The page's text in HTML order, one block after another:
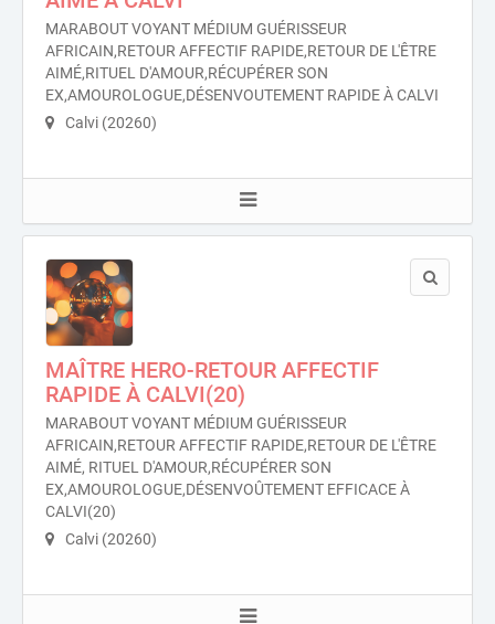
MARABOUT VOYANT MÉDIUM GUÉRISSEUR
AFRICAIN,RETOUR AFFECTIF RAPIDE,RETOUR DE L'ÊTRE
AIMÉ,RITUEL D'AMOUR,RÉCUPÉRER SON
EX,AMOUROLOGUE,DÉSENVOUTEMENT RAPIDE À CALVI
Calvi (20260)
MAÎTRE HERO-RETOUR AFFECTIF
RAPIDE À CALVI(20)
MARABOUT VOYANT MÉDIUM GUÉRISSEUR
AFRICAIN,RETOUR AFFECTIF RAPIDE,RETOUR DE L'ÊTRE
AIMÉ, RITUEL D'AMOUR,RÉCUPÉRER SON
EX,AMOUROLOGUE,DÉSENVOÛTEMENT EFFICACE À
CALVI(20)
Calvi (20260)